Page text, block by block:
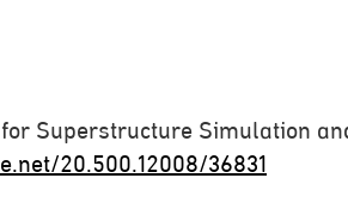
Superstructure Simulation
20.500.12008/36831